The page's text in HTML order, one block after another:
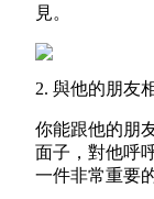
見。
2. 與他的朋友
你能跟他的朋
面子，對他呼
一件非常重要